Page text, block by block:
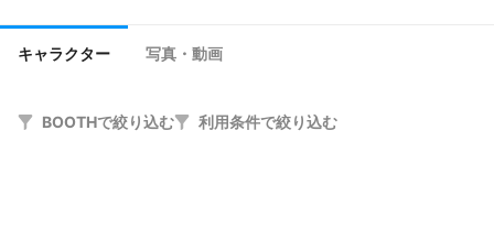
キャラクター 写真・動画
BOOTHで絞り込む 利用条件で絞り込む